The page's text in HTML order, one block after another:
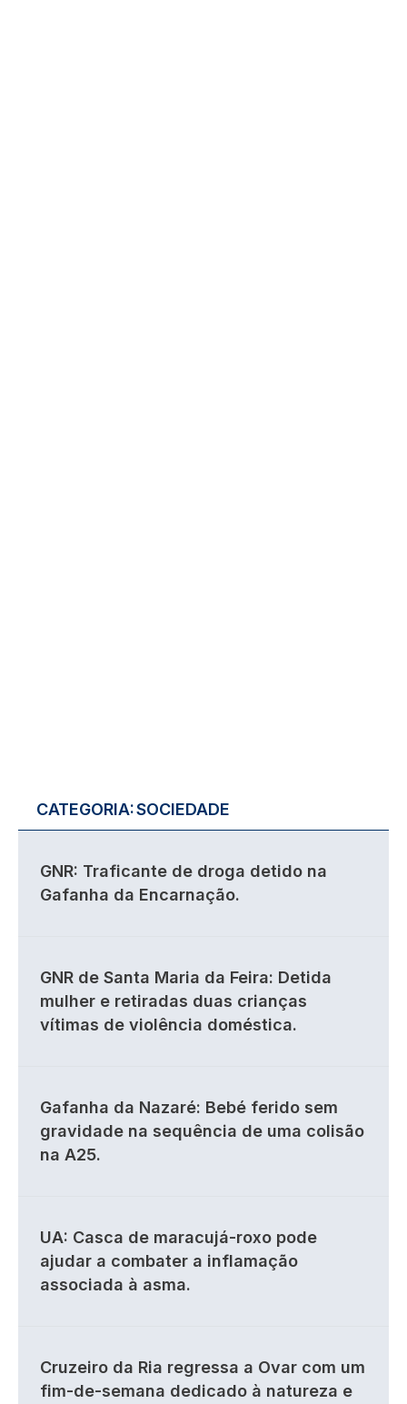
CATEGORIA:SOCIEDADE
GNR: Traficante de droga detido na
Gafanha da Encarnação.
GNR de Santa Maria da Feira: Detida
mulher e retiradas duas crianças
vítimas de violência doméstica.
Gafanha da Nazaré: Bebé ferido sem
gravidade na sequência de uma colisão
na A25.
UA: Casca de maracujá-roxo pode
ajudar a combater a inflamação
associada à asma.
Cruzeiro da Ria regressa a Ovar com um
fim-de-semana dedicado à natureza e